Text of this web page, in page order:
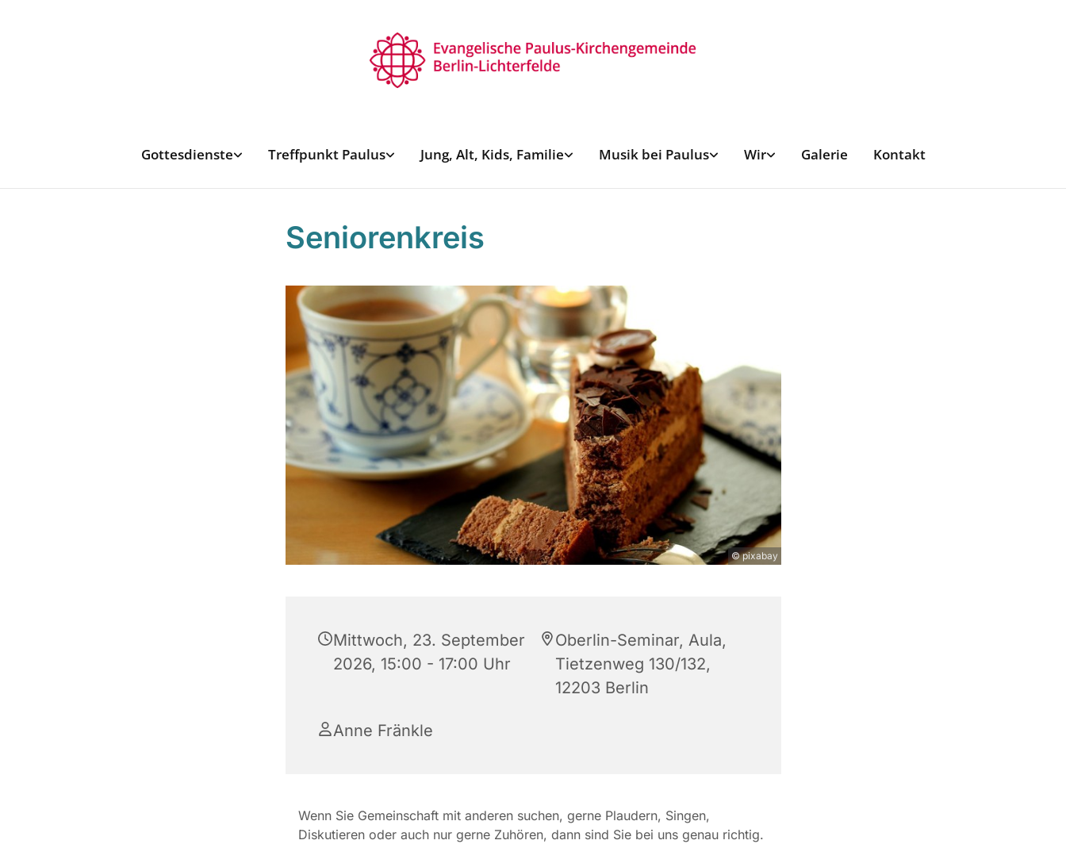
Gottesdienste Treffpunkt Paulus Jung, Alt, Kids, Familie Musik bei Paulus Wir Galerie Kontakt
Seniorenkreis
© pixabay
Mittwoch, 23. September
2026, 15:00 - 17:00 Uhr
Oberlin-Seminar, Aula,
Tietzenweg 130/132,
12203 Berlin
Anne Fränkle
Wenn Sie Gemeinschaft mit anderen suchen, gerne Plaudern, Singen,
Diskutieren oder auch nur gerne Zuhören, dann sind Sie bei uns genau richtig.